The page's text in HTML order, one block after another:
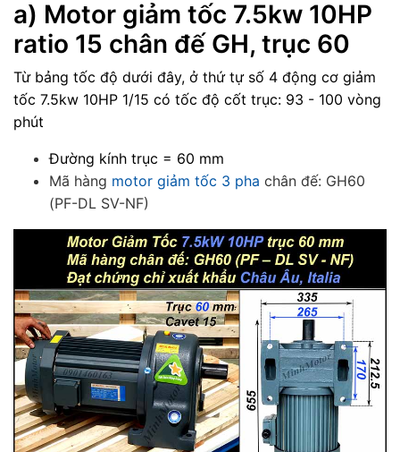
a) Motor giảm tốc 7.5kw 10HP
ratio 15 chân đế GH, trục 60
Từ bảng tốc độ dưới đây, ở thứ tự số 4 động cơ giảm
tốc 7.5kw 10HP 1/15 có tốc độ cốt trục: 93 - 100 vòng
phút
Đường kính trục = 60 mm
Mã hàng motor giảm tốc 3 pha chân đế: GH60
(PF-DL SV-NF)